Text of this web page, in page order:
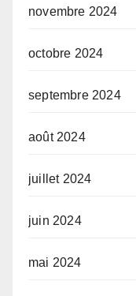
novembre 2024
octobre 2024
septembre 2024
août 2024
juillet 2024
juin 2024
mai 2024